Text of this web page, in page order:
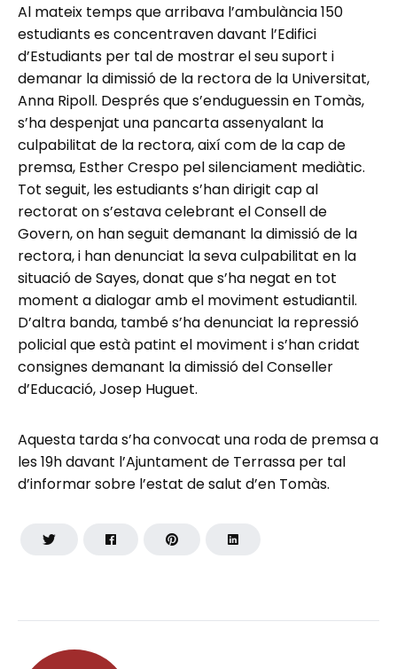
Al mateix temps que arribava l’ambulància 150
estudiants es concentraven davant l’Edifici
d’Estudiants per tal de mostrar el seu suport i
demanar la dimissió de la rectora de la Universitat,
Anna Ripoll. Després que s’enduguessin en Tomàs,
s’ha despenjat una pancarta assenyalant la
culpabilitat de la rectora, així com de la cap de
premsa, Esther Crespo pel silenciament mediàtic.
Tot seguit, les estudiants s’han dirigit cap al
rectorat on s’estava celebrant el Consell de
Govern, on han seguit demanant la dimissió de la
rectora, i han denunciat la seva culpabilitat en la
situació de Sayes, donat que s’ha negat en tot
moment a dialogar amb el moviment estudiantil.
D’altra banda, també s’ha denunciat la repressió
policial que està patint el moviment i s’han cridat
consignes demanant la dimissió del Conseller
d’Educació, Josep Huguet.
Aquesta tarda s’ha convocat una roda de premsa a
les 19h davant l’Ajuntament de Terrassa per tal
d’informar sobre l’estat de salut d’en Tomàs.